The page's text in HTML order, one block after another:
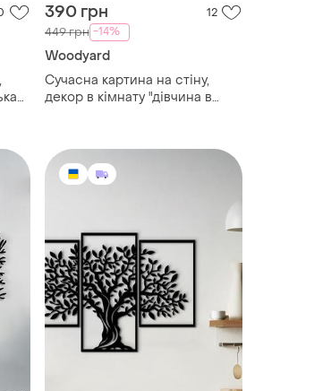
390 грн 12
449 грн -14%
Woodyard
Сучасна картина на стіну,
декор в кімнату "дівчина в